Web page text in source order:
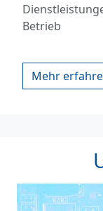
Betrieb
Mehr